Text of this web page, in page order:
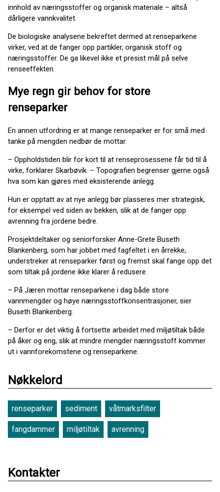
innhold av næringsstoffer og organisk materiale – altså
dårligere vannkvalitet.
De biologiske analysene bekreftet dermed at renseparkene
virker, ved at de fanger opp partikler, organisk stoff og
næringsstoffer. De ga likevel ikke et presist mål på selve
renseeffekten.
Mye regn gir behov for store
renseparker
En annen utfordring er at mange renseparker er for små med
tanke på mengden nedbør de mottar.
– Oppholdstiden blir for kort til at renseprosessene får tid til å
virke, forklarer Skarbøvik. – Topografien begrenser gjerne også
hva som kan gjøres med eksisterende anlegg.
Hun er opptatt av at nye anlegg bør plasseres mer strategisk,
for eksempel ved siden av bekken, slik at de fanger opp
avrenning fra jordene bedre.
Prosjektdeltaker og seniorforsker Anne-Grete Buseth
Blankenberg, som har jobbet med fagfeltet i en årrekke,
understreker at renseparker først og fremst skal fange opp det
som tiltak på jordene ikke klarer å redusere.
– På Jæren mottar renseparkene i dag både store
vannmengder og høye næringsstoffkonsentrasjoner, sier
Buseth Blankenberg.
– Derfor er det viktig å fortsette arbeidet med miljøtiltak både
på åker og eng, slik at mindre mengder næringsstoff kommer
ut i vannforekomstene og renseparkene.
Nøkkelord
renseparker sediment våtmarksfilter
fangdammer miljøtiltak avrenning
Kontakter